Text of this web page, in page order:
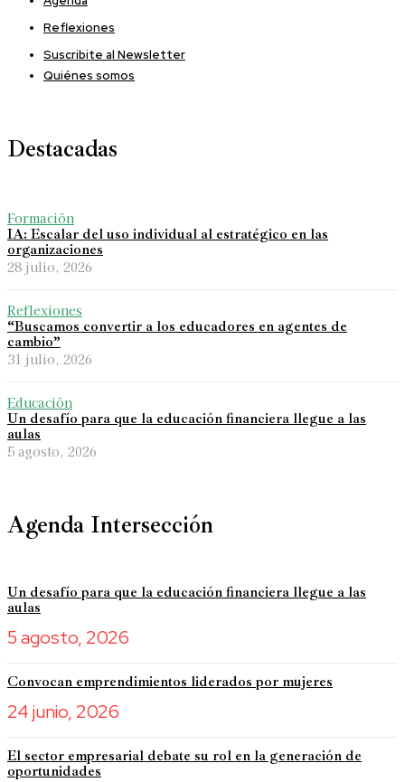
Reflexiones
Suscribite al Newsletter
Quiénes somos
Destacadas
Formación
IA: Escalar del uso individual al estratégico en las
organizaciones
28 julio, 2026
Reflexiones
“Buscamos convertir a los educadores en agentes de
cambio”
31 julio, 2026
Educación
Un desafío para que la educación financiera llegue a las
aulas
5 agosto, 2026
Agenda Intersección
Un desafío para que la educación financiera llegue a las
aulas
5 agosto, 2026
Convocan emprendimientos liderados por mujeres
24 junio, 2026
El sector empresarial debate su rol en la generación de
oportunidades